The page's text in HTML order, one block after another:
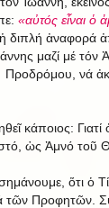
«αὐτός εἶναι ὁ
διπλή ἀναφορά
μαζί μέ τόν
Προδρόμου, νά
κάποιος: Γιατί
ὡς Ἀμνό τοῦ
ὅτι ὁ
τῶν Προφητῶν.